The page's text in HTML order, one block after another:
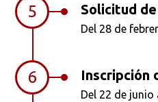
5 Solicitud
Del 28 de
6 Inscripción
Del 22 de junio